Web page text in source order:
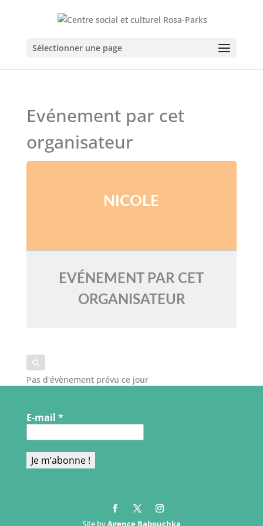
Sélectionner une page
Evénement par cet
organisateur
NICOLE
EVÉNEMENT PAR CET
ORGANISATEUR
Pas d'évènement prévu ce jour
E-mail *
Site byAgence Babouchka